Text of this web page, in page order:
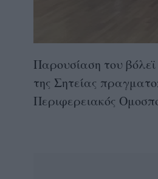
Παρουσίαση του
της Σητείας
Περιφερειακός